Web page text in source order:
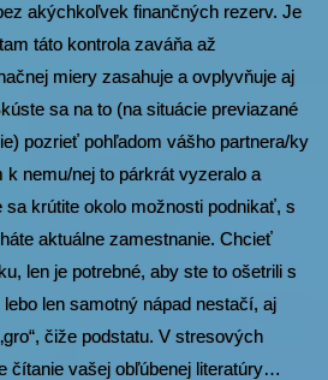
akýchkoľvek finančných rezerv. Je
táto kontrola zaváňa až
miery zasahuje a ovplyvňuje aj
sa na to (na situácie previazané
pozrieť pohľadom vášho partnera/ky
k nemu/nej to párkrát vyzeralo a
sa krútite okolo možnosti podnikať, s
aktuálne zamestnanie. Chcieť
len je potrebné, aby ste to ošetrili s
len samotný nápad nestačí, aj
čiže podstatu. V stresových
čítanie vašej obľúbenej literatúry…